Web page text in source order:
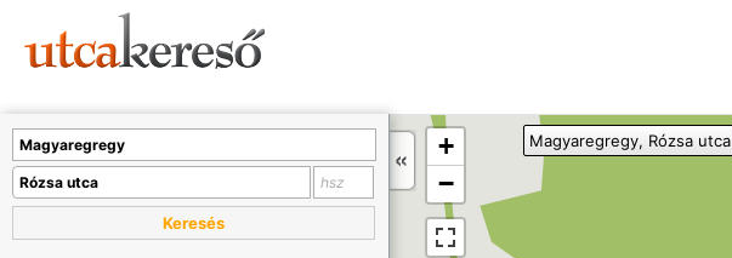
+
−
Magyaregregy, Rózsa utca
Keresés
A térképet kicsinyíteni kell, hogy látszódjanak a boltok.
Boltok látszódjanak >>